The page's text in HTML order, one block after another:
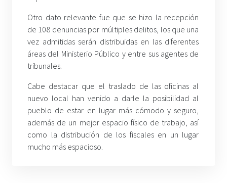
Otro dato relevante fue que se hizo la recepción
de 108 denuncias por múltiples delitos, los que una
vez admitidas serán distribuidas en las diferentes
áreas del Ministerio Público y entre sus agentes de
tribunales.
Cabe destacar que el traslado de las oficinas al
nuevo local han venido a darle la posibilidad al
pueblo de estar en lugar más cómodo y seguro,
además de un mejor espacio físico de trabajo, así
como la distribución de los fiscales en un lugar
mucho más espacioso.